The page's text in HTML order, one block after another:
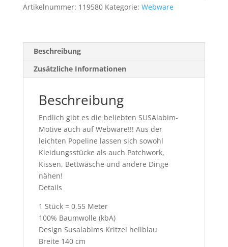
hellblau
Artikelnummer: 119580 Kategorie: Webware
Beschreibung
Zusätzliche Informationen
Beschreibung
Endlich gibt es die beliebten SUSAlabim-
Motive auch auf Webware!!! Aus der
leichten Popeline lassen sich sowohl
Kleidungsstücke als auch Patchwork,
Kissen, Bettwäsche und andere Dinge
nähen!
Details
1 Stück = 0,55 Meter
100% Baumwolle (kbA)
Design Susalabims Kritzel hellblau
Breite 140 cm